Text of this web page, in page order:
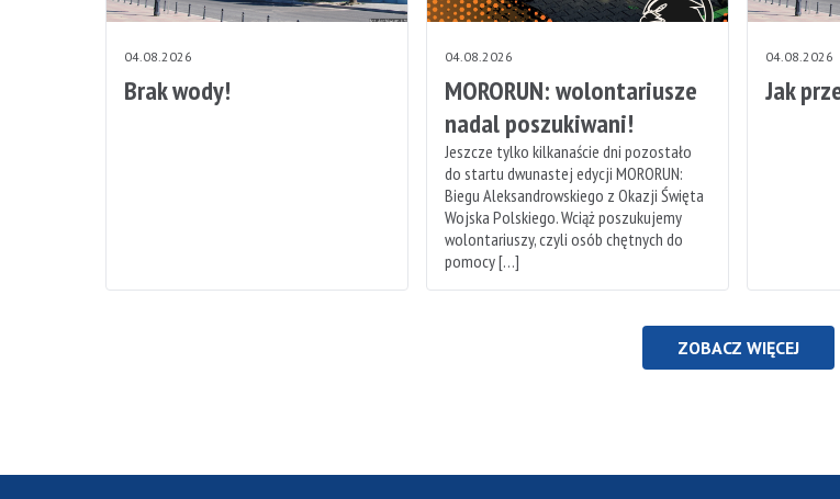
04.08.2026
Brak wody!
04.08.2026
MORORUN: wolontariusze
nadal poszukiwani!
Jeszcze tylko kilkanaście dni pozostało
do startu dwunastej edycji MORORUN:
Biegu Aleksandrowskiego z Okazji Święta
Wojska Polskiego. Wciąż poszukujemy
wolontariuszy, czyli osób chętnych do
pomocy […]
04.08.2026
Jak
ZOBACZ WIĘCEJ